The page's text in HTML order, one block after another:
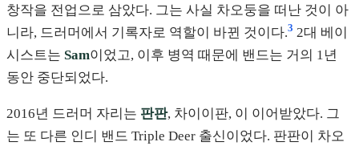
창작을 전업으로 삼았다. 그는 사실 차오둥을 떠난 것이 아
니라, 드러머에서 기록자로 역할이 바뀐 것이다.3 2대 베이
시스트는 Sam이었고, 이후 병역 때문에 밴드는 거의 1년
동안 중단되었다.
2016년 드러머 자리는 판판, 차이이판, 이 이어받았다. 그
는 또 다른 인디 밴드 Triple Deer 출신이었다. 판판이 차오